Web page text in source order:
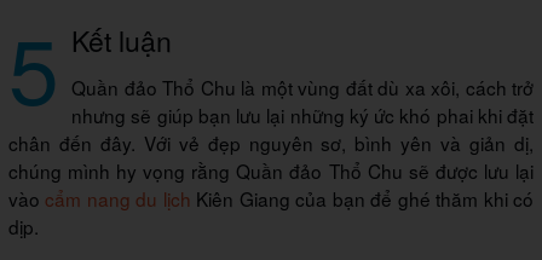
5 Kết luận
Quần đảo Thổ Chu là một vùng đất dù xa xôi, cách trở
nhưng sẽ giúp bạn lưu lại những ký ức khó phai khi đặt
chân đến đây. Với vẻ đẹp nguyên sơ, bình yên và giản dị,
chúng mình hy vọng rằng Quần đảo Thổ Chu sẽ được lưu lại
vào cẩm nang du lịch Kiên Giang của bạn để ghé thăm khi có
dịp.